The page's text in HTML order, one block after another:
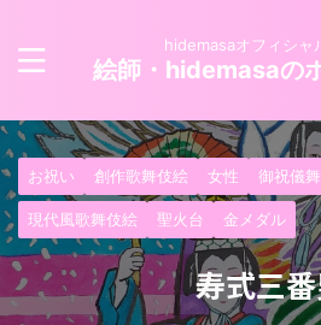
hidemasaオフィシャ
絵師・hidemasaの
お祝い 創作歌舞伎絵 女性 御祝儀
現代風歌舞伎絵 聖火台 金メダル
寿式三